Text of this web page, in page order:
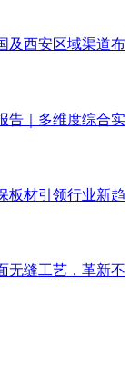
及西安区域渠道布
告｜多维度综合实
板材引领行业新趋
无缝工艺，革新不